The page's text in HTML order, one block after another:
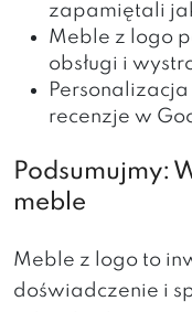
zapamiętali
Meble z logo
obsługi i
recenzje w
Podsumujmy:
meble
Meble z logo to
doświadczenie i